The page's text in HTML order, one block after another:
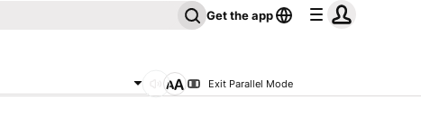
Get the app
Exit Parallel Mode